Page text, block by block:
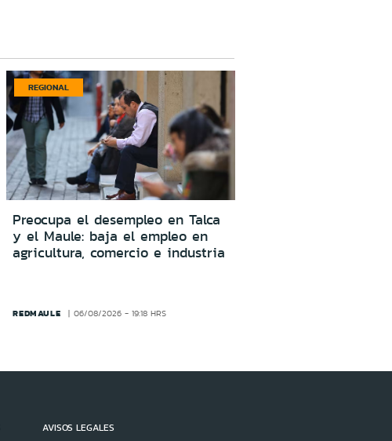
REGIONAL
Preocupa el desempleo en Talca
y el Maule: baja el empleo en
agricultura, comercio e industria
REDMAULE 06/08/2026 - 19:18 HRS
AVISOS LEGALES